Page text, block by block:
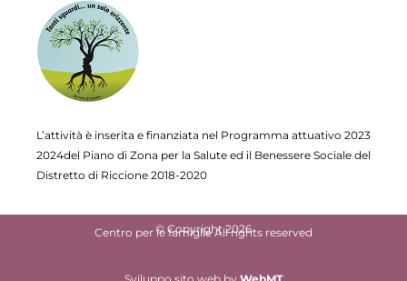
L’attività è inserita e finanziata nel Programma attuativo 2023
2024del Piano di Zona per la Salute ed il Benessere Sociale del
Distretto di Riccione 2018-2020
© Copyright 2026
Centro per le famiglie All rights reserved